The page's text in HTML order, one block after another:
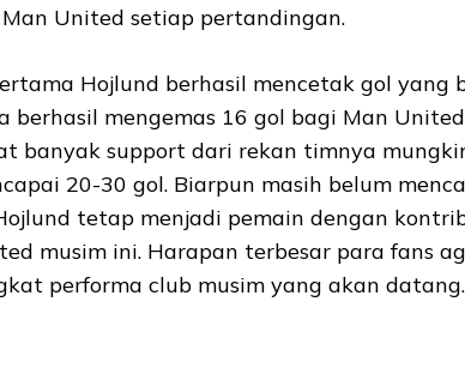
United setiap pertandingan.
Hojlund berhasil mencetak gol yang
berhasil mengemas 16 gol bagi Man
banyak support dari rekan timnya
20-30 gol. Biarpun masih belum
tetap menjadi pemain dengan
musim ini. Harapan terbesar para fans
performa club musim yang akan datang.